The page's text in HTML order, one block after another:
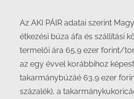
Az AKI PÁIR adatai szerint
étkezési búza áfa és szállítási
termelői ára 65,9 ezer forint/
az egy évvel korábbihoz
takarmánybúzáé 63,9 ezer
százalék), a